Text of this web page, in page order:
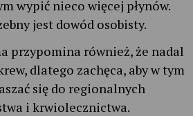
wypić nieco więcej płynów.
jest dowód osobisty.
przypomina również, że nadal
dlatego zachęca, aby w tym
się do regionalnych
i krwiolecznictwa.